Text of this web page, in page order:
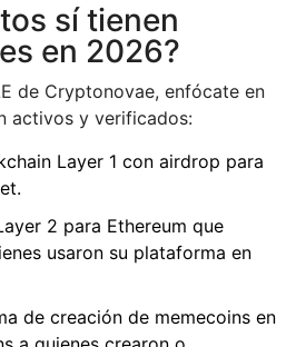
sí tienen
en 2026?
de Cryptonovae, enfócate en
activos y verificados:
Layer 1 con airdrop para
2 para Ethereum que
usaron su plataforma en
de creación de memecoins en